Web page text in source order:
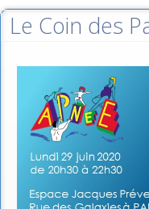
Le Coin des